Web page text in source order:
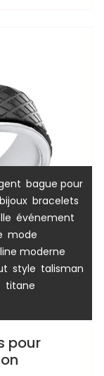
bague pour
bijoux bracelets
événement
mode
moderne
style talisman
titane
pour